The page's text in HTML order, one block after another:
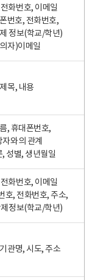
화번호, 이메일
번호, 전화번호,
정보(학교/학년)
자)이메일
목, 내용
, 휴대폰번호,
와의 관계
성별, 생년월일
화번호, 이메일
호, 전화번호, 주소,
정보(학교/학년)
관명, 시도, 주소